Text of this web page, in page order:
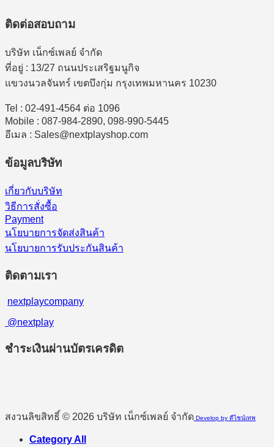
ติดต่อสอบถาม
บริษัท เน็กซ์เพลย์ จำกัด
ที่อยู่ : 13/27 ถนนประเสริฐมนูกิจ
แขวงนวลจันทร์ เขตบึงกุ่ม กรุงเทพมหานคร 10230
Tel : 02-491-4564 ต่อ 1096
Mobile : 087-984-2890, 098-990-5445
อีเมล : Sales@nextplayshop.com
ข้อมูลบริษัท
เกี่ยวกับบริษัท
วิธีการสั่งซื้อ
Payment
นโยบายการจัดส่งสินค้า
นโยบายการรับประกันสินค้า
ติดตามเรา
nextplaycompany
@nextplay
ชำระเงินผ่านบัตรเครดิต
สงวนลิขสิทธิ์ © 2026 บริษัท เน็กซ์เพลย์ จำกัด Develop by ดีไซน์เทพ
Category All